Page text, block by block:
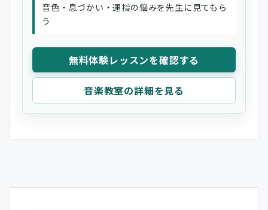
音色・息づかい・運指の悩みを先生に見てもら
う
無料体験レッスンを確認する
音楽教室の詳細を見る